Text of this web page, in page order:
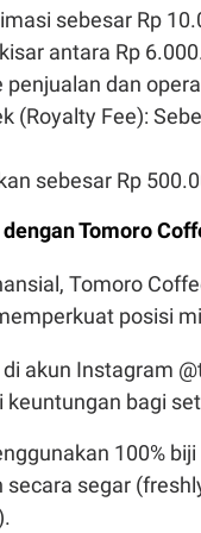
sebesar Rp
antara Rp
dan
(Royalty Fee):
sebesar Rp
Tomoro
Tomoro
posisi
akun Instagram
bagi
100%
segar